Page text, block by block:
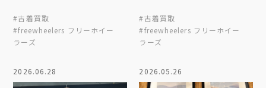
#古着買取
#freewheelers フリーホイー
ラーズ
#古着買取
#freewheelers フリーホイー
ラーズ
2026.06.28 2026.05.26